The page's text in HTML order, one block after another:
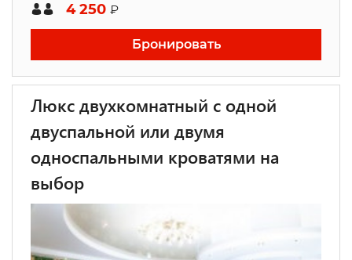
4 250 ₽
Бронировать
Люкс двухкомнатный с одной
двуспальной или двумя
односпальными кроватями на
выбор